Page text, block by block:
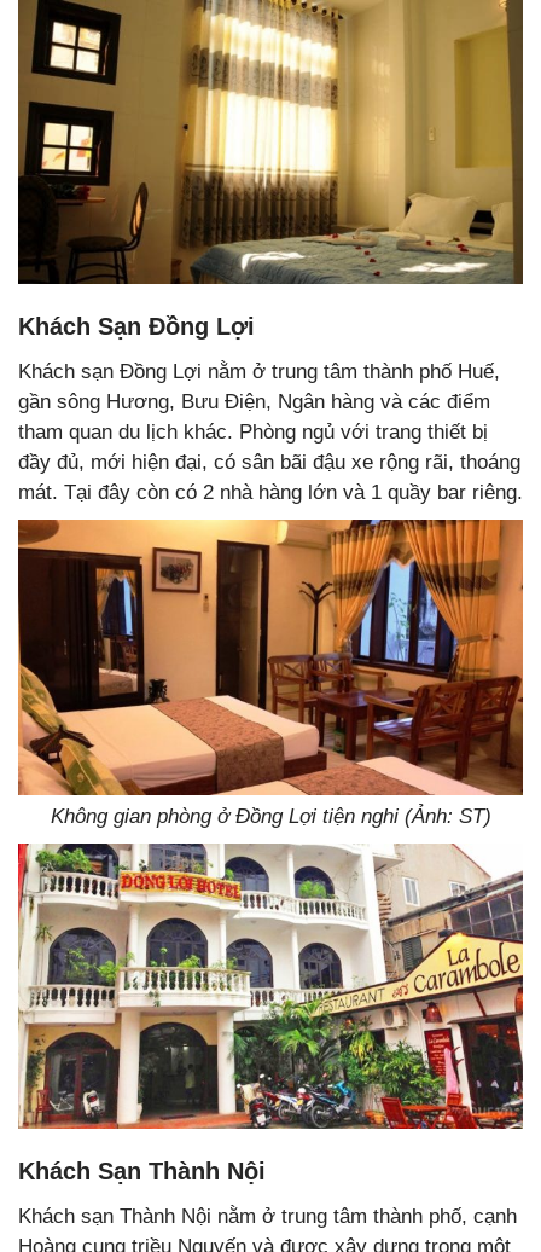
Khách Sạn Đồng Lợi
Khách sạn Đồng Lợi nằm ở trung tâm thành phố Huế,
gần sông Hương, Bưu Điện, Ngân hàng và các điểm
tham quan du lịch khác. Phòng ngủ với trang thiết bị
đầy đủ, mới hiện đại, có sân bãi đậu xe rộng rãi, thoáng
mát. Tại đây còn có 2 nhà hàng lớn và 1 quầy bar riêng.
Không gian phòng ở Đồng Lợi tiện nghi (Ảnh: ST)
Khách Sạn Thành Nội
Khách sạn Thành Nội nằm ở trung tâm thành phố, cạnh
Hoàng cung triều Nguyến và được xây dựng trong một